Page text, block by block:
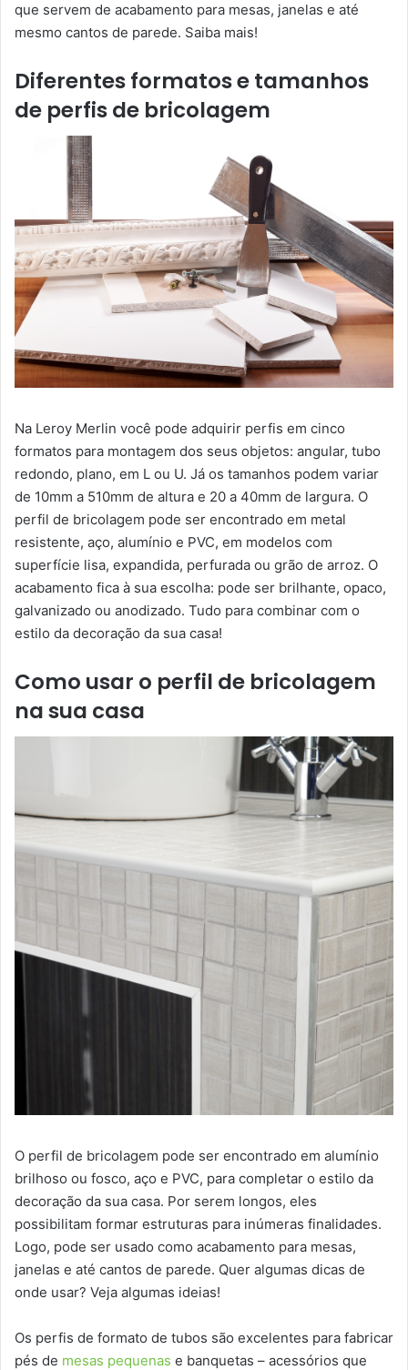
que servem de acabamento para mesas, janelas e até
mesmo cantos de parede. Saiba mais!
Diferentes formatos e tamanhos
de perfis de bricolagem
Na Leroy Merlin você pode adquirir perfis em cinco
formatos para montagem dos seus objetos: angular, tubo
redondo, plano, em L ou U. Já os tamanhos podem variar
de 10mm a 510mm de altura e 20 a 40mm de largura. O
perfil de bricolagem pode ser encontrado em metal
resistente, aço, alumínio e PVC, em modelos com
superfície lisa, expandida, perfurada ou grão de arroz. O
acabamento fica à sua escolha: pode ser brilhante, opaco,
galvanizado ou anodizado. Tudo para combinar com o
estilo da decoração da sua casa!
Como usar o perfil de bricolagem
na sua casa
O perfil de bricolagem pode ser encontrado em alumínio
brilhoso ou fosco, aço e PVC, para completar o estilo da
decoração da sua casa. Por serem longos, eles
possibilitam formar estruturas para inúmeras finalidades.
Logo, pode ser usado como acabamento para mesas,
janelas e até cantos de parede. Quer algumas dicas de
onde usar? Veja algumas ideias!
Os perfis de formato de tubos são excelentes para fabricar
pés de mesas pequenas e banquetas – acessórios que